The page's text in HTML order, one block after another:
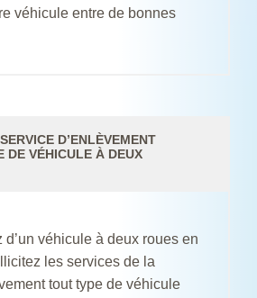
véhicule entre de bonnes
D’ENLÈVEMENT
DE VÉHICULE À DEUX
d’un véhicule à deux roues en
les services de la
tout type de véhicule